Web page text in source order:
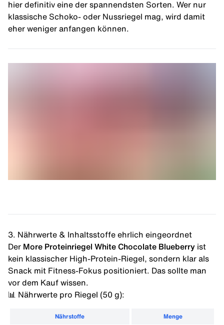
hier definitiv eine der spannendsten Sorten. Wer nur
klassische Schoko- oder Nussriegel mag, wird damit
eher weniger anfangen können.
3. Nährwerte & Inhaltsstoffe ehrlich eingeordnet
Der More Proteinriegel White Chocolate Blueberry ist
kein klassischer High-Protein-Riegel, sondern klar als
Snack mit Fitness-Fokus positioniert. Das sollte man
vor dem Kauf wissen.
📊 Nährwerte pro Riegel (50 g):
Nährstoffe Menge